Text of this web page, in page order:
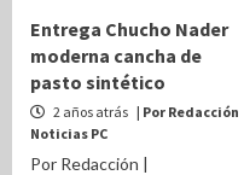
Entrega Chucho Nader
moderna cancha de
pasto sintético
2 años atrás | Por Redacción
Noticias PC
Por Redacción |